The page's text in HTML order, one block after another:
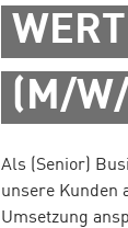
(M/
Als (Senior)
unsere Kunden
Umsetzung